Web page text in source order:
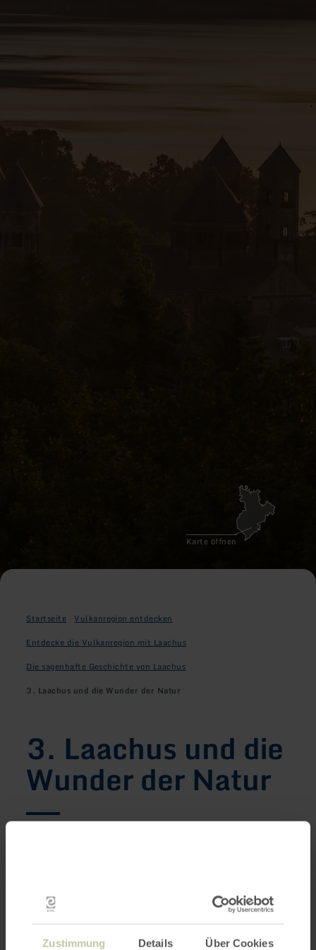
Zustimmung Details Über Cookies
Karte öffnen
Startseite
Vulkanregion entdecken
Entdecke die Vulkanregion mit Laachus
Die sagenhafte Geschichte von Laachus
3. Laachus und die Wunder der Natur
3. Laachus und die
Wunder der Natur
Benediktinermönche leben. Laachus bestaunt
die eindrucksvolle romanische Abteikirche und
versteht sofort, warum es eines der